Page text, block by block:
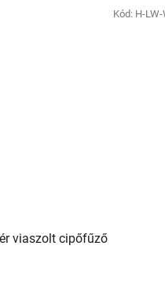
viaszolt cipőfűző
Kód: H-